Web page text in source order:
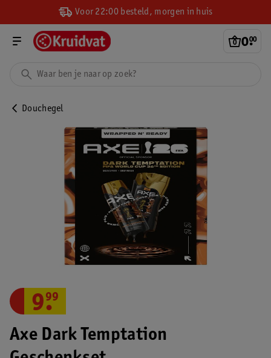
Voor 22:00 besteld, morgen in huis
0.
00
Douchegel
Axe Dark Temptation
9.
99